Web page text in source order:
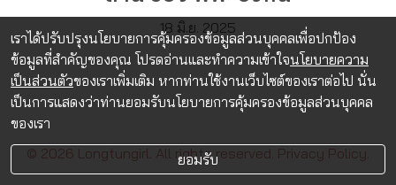
18 มิ.ย. 2025
© 2026 Longtungirl. All rights reserved. Privacy Policy.
เราได้ปรับปรุงนโยบายการคุ้มครองข้อมูลส่วนบุคคลเพื่อปกป้อง
ข้อมูลที่สำคัญของคุณ โปรดอ่านและทำความเข้าใจนโยบายความ
เป็นส่วนตัวของเราเพิ่มเติม หากท่านใช้งานเว็บไซต์ของเราต่อไป นั่น
เป็นการแสดงว่าท่านยอมรับนโยบายการคุ้มครองข้อมูลส่วนบุคคล
ของเรา
ยอมรับ